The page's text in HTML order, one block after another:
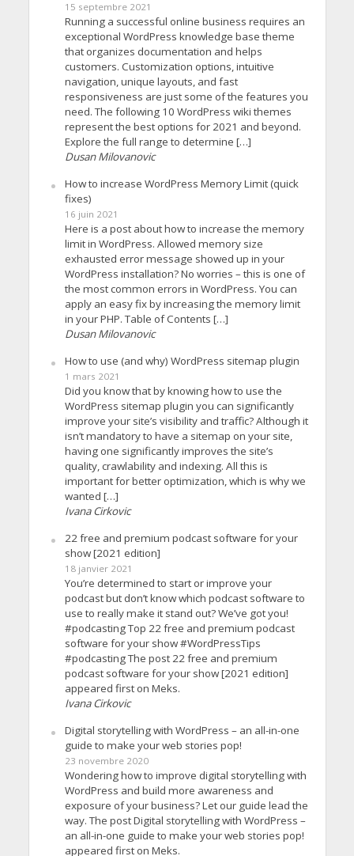
15 septembre 2021
Running a successful online business requires an
exceptional WordPress knowledge base theme
that organizes documentation and helps
customers. Customization options, intuitive
navigation, unique layouts, and fast
responsiveness are just some of the features you
need. The following 10 WordPress wiki themes
represent the best options for 2021 and beyond.
Explore the full range to determine […]
Dusan Milovanovic
How to increase WordPress Memory Limit (quick
fixes)
16 juin 2021
Here is a post about how to increase the memory
limit in WordPress. Allowed memory size
exhausted error message showed up in your
WordPress installation? No worries – this is one of
the most common errors in WordPress. You can
apply an easy fix by increasing the memory limit
in your PHP. Table of Contents […]
Dusan Milovanovic
How to use (and why) WordPress sitemap plugin
1 mars 2021
Did you know that by knowing how to use the
WordPress sitemap plugin you can significantly
improve your site’s visibility and traffic? Although it
isn’t mandatory to have a sitemap on your site,
having one significantly improves the site’s
quality, crawlability and indexing. All this is
important for better optimization, which is why we
wanted […]
Ivana Cirkovic
22 free and premium podcast software for your
show [2021 edition]
18 janvier 2021
You’re determined to start or improve your
podcast but don’t know which podcast software to
use to really make it stand out? We’ve got you!
#podcasting Top 22 free and premium podcast
software for your show #WordPressTips
#podcasting The post 22 free and premium
podcast software for your show [2021 edition]
appeared first on Meks.
Ivana Cirkovic
Digital storytelling with WordPress – an all-in-one
guide to make your web stories pop!
23 novembre 2020
Wondering how to improve digital storytelling with
WordPress and build more awareness and
exposure of your business? Let our guide lead the
way. The post Digital storytelling with WordPress –
an all-in-one guide to make your web stories pop!
appeared first on Meks.